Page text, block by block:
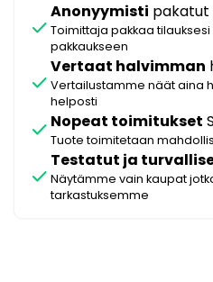
check
Anonyymisti pakatut
Toimittaja pakkaa
pakkaukseen
check
Vertaat halvimman
Vertailustamme näät aina
helposti
check Nopeat toimitukset
Tuote toimitetaan
check
Testatut ja
Näytämme vain kaupat
tarkastuksemme